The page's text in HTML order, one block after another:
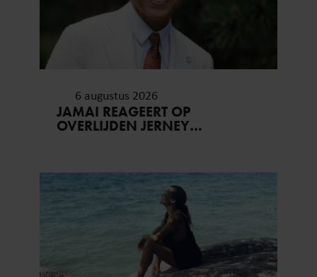
6 augustus 2026
JAMAI REAGEERT OP
OVERLIJDEN JERNEY
VERGETEN’